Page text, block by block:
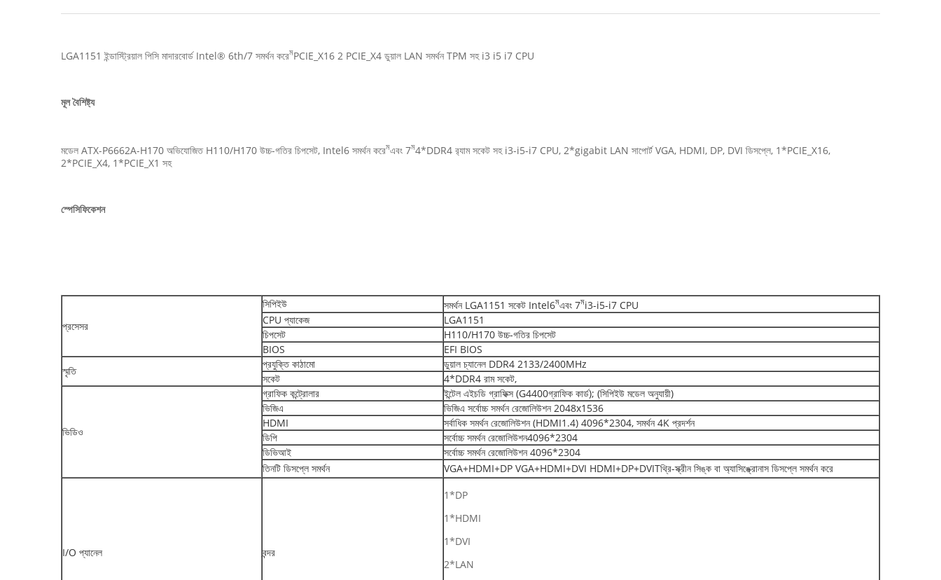
LGA1151 ইন্ডাস্ট্রিয়াল পিসি মাদারবোর্ড Intel® 6th/7 সমর্থন করেমPCIE_X16 2 PCIE_X4 ডুয়াল LAN সমর্থন TPM সহ i3 i5 i7 CPU
মূল বৈশিষ্ট্য
মডেল ATX-P6662A-H170 অভিযোজিত H110/H170 উচ্চ-গতির চিপসেট, Intel6 সমর্থন করেমএবং 7ম4*DDR4 র‍্যাম সকেট সহ i3-i5-i7 CPU, 2*gigabit LAN সাপোর্ট VGA, HDMI, DP, DVI ডিসপ্লে, 1*PCIE_X16,
2*PCIE_X4, 1*PCIE_X1 সহ
স্পেসিফিকেশন
প্রসেসর
সিপিইউ সমর্থন LGA1151 সকেট Intel6মএবং 7মi3-i5-i7 CPU
CPU প্যাকেজ
LGA1151
চিপসেট
H110/H170 উচ্চ-গতির চিপসেট
BIOS
EFI BIOS
স্মৃতি
প্রযুক্তি কাঠামো
ডুয়াল চ্যানেল DDR4 2133/2400MHz
সকেট
4*DDR4 রাম সকেট,
ভিডিও
গ্রাফিক কন্ট্রোলার
ইন্টেল এইচডি গ্রাফিক্স (G4400গ্রাফিক কার্ড); (সিপিইউ মডেল অনুযায়ী)
ভিজিএ
ভিজিএ সর্বোচ্চ সমর্থন রেজোলিউশন 2048x1536
HDMI
সর্বাধিক সমর্থন রেজোলিউশন (HDMI1.4) 4096*2304, সমর্থন 4K প্রদর্শন
ডিপি
সর্বোচ্চ সমর্থন রেজোলিউশন4096*2304
ডিভিআই
সর্বোচ্চ সমর্থন রেজোলিউশন 4096*2304
তিনটি ডিসপ্লে সমর্থন
VGA+HDMI+DP VGA+HDMI+DVI HDMI+DP+DVITথ্রি-স্ক্রীন সিঙ্ক বা অ্যাসিঙ্ক্রোনাস ডিসপ্লে সমর্থন করে
I/O প্যানেল বন্দর
1*DP
1*HDMI
1*DVI
2*LAN